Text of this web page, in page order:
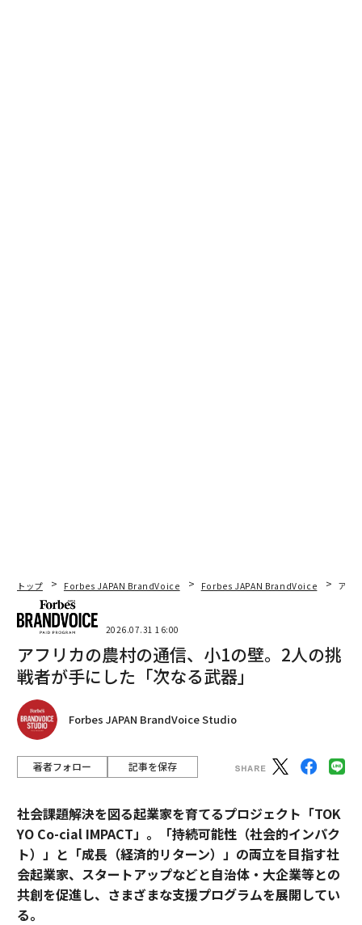
トップ Forbes JAPAN BrandVoice Forbes JAPAN BrandVoice アフ
2026.07.31 16:00
アフリカの農村の通信、小1の壁。2人の挑
戦者が手にした「次なる武器」
Forbes JAPAN BrandVoice Studio
著者フォロー 記事を保存
社会課題解決を図る起業家を育てるプロジェクト「TOK
YO Co-cial IMPACT」。
「持続可能性（社会的インパク
ト）」と「成長（経済的リターン）」の両立を目指す社
会起業家、スタートアップなどと自治体・大企業等との
共創を促進し、さまざまな支援プログラムを展開してい
る。